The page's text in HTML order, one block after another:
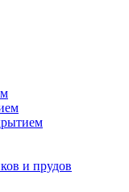
и прудов